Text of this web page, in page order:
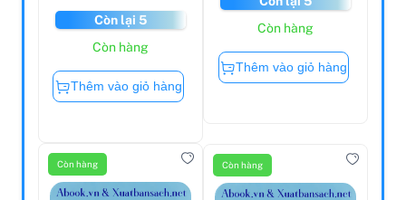
Còn lại 5
Còn hàng
Thêm vào giỏ hàng
Còn hàng
Thêm vào giỏ hàng
Còn hàng Còn hàng